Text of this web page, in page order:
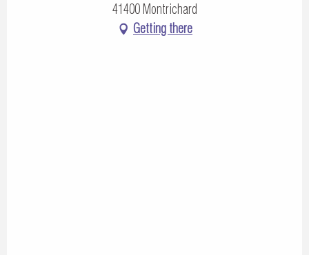
41400 Montrichard
Getting there